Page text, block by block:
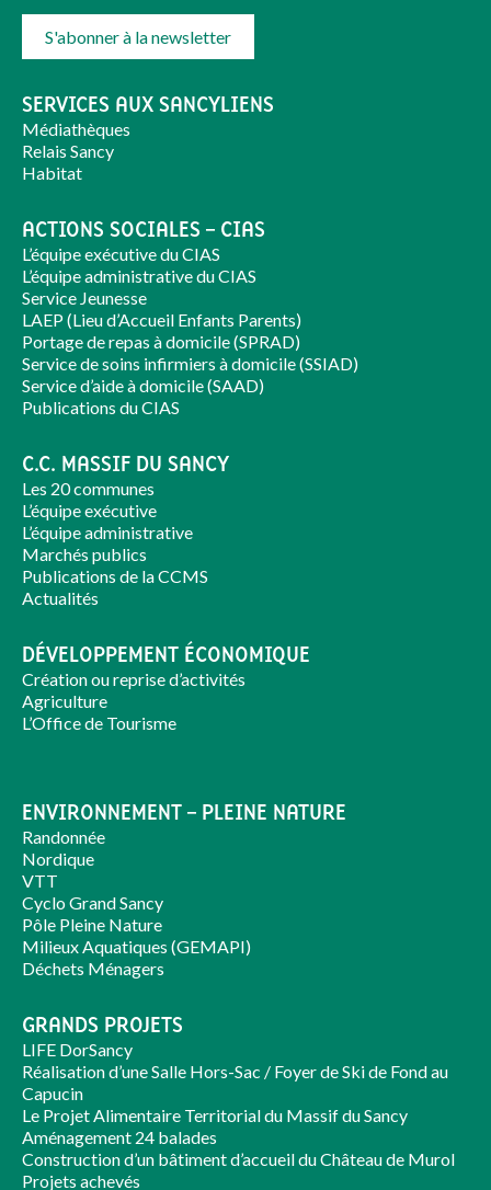
S'abonner à la newsletter
SERVICES AUX SANCYLIENS
Médiathèques
Relais Sancy
Habitat
ACTIONS SOCIALES – CIAS
L’équipe exécutive du CIAS
L’équipe administrative du CIAS
Service Jeunesse
LAEP (Lieu d’Accueil Enfants Parents)
Portage de repas à domicile (SPRAD)
Service de soins infirmiers à domicile (SSIAD)
Service d’aide à domicile (SAAD)
Publications du CIAS
C.C. MASSIF DU SANCY
Les 20 communes
L’équipe exécutive
L’équipe administrative
Marchés publics
Publications de la CCMS
Actualités
DÉVELOPPEMENT ÉCONOMIQUE
Création ou reprise d’activités
Agriculture
L’Office de Tourisme
ENVIRONNEMENT – PLEINE NATURE
Randonnée
Nordique
VTT
Cyclo Grand Sancy
Pôle Pleine Nature
Milieux Aquatiques (GEMAPI)
Déchets Ménagers
GRANDS PROJETS
LIFE DorSancy
Réalisation d’une Salle Hors-Sac / Foyer de Ski de Fond au
Capucin
Le Projet Alimentaire Territorial du Massif du Sancy
Aménagement 24 balades
Construction d’un bâtiment d’accueil du Château de Murol
Projets achevés